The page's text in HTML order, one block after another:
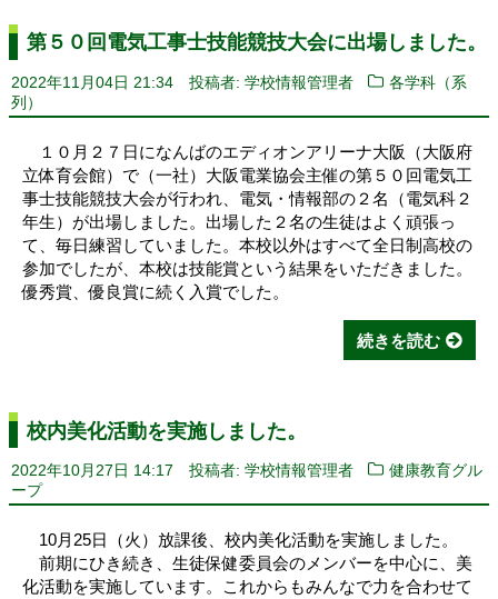
第５０回電気工事士技能競技大会に出場しました。
2022年11月04日 21:34 投稿者: 学校情報管理者
各学科（系
列）
１０月２７日になんばのエディオンアリーナ大阪（大阪府
立体育会館）で（一社）大阪電業協会主催の第５０回電気工
事士技能競技大会が行われ、電気・情報部の２名（電気科２
年生）が出場しました。出場した２名の生徒はよく頑張っ
て、毎日練習していました。本校以外はすべて全日制高校の
参加でしたが、本校は技能賞という結果をいただきました。
優秀賞、優良賞に続く入賞でした。
続きを読む
校内美化活動を実施しました。
2022年10月27日 14:17 投稿者: 学校情報管理者
健康教育グル
ープ
10月25日（火）放課後、校内美化活動を実施しました。
前期にひき続き、生徒保健委員会のメンバーを中心に、美
化活動を実施しています。これからもみんなで力を合わせて